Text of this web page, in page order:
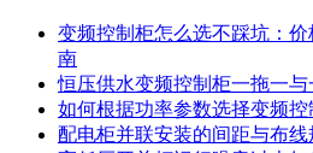
变频控制柜怎么选不踩坑：
南
恒压供水变频控制柜一拖一
如何根据功率参数选择变频控
配电柜并联安装的间距与布线